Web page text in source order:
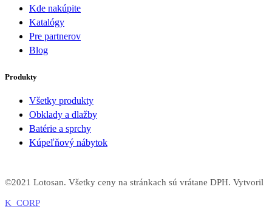
Kde nakúpite
Katalógy
Pre partnerov
Blog
Produkty
Všetky produkty
Obklady a dlažby
Batérie a sprchy
Kúpeľňový nábytok
©2021 Lotosan. Všetky ceny na stránkach sú vrátane DPH. Vytvoril
K_CORP